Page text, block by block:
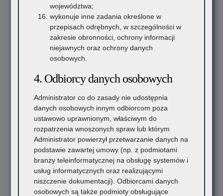
województwa;
wykonuje inne zadania określone w
przepisach odrębnych, w szczególności w
zakresie obronności, ochrony informacji
niejawnych oraz ochrony danych
osobowych.
4. Odbiorcy danych osobowych
Administrator co do zasady nie udostępnia
danych osobowych innym odbiorcom poza
ustawowo uprawnionym, właściwym do
rozpatrzenia wnoszonych spraw lub którym
Administrator powierzył przetwarzanie danych na
podstawie zawartej umowy (np. z podmiotami
branży teleinformatycznej na obsługę systemów i
usług informatycznych oraz realizującymi
niszczenie dokumentacji). Odbiorcami danych
osobowych są także podmioty obsługujące